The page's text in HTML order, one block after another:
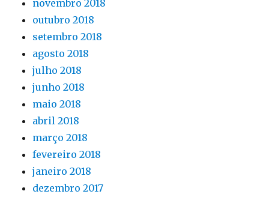
novembro 2018
outubro 2018
setembro 2018
agosto 2018
julho 2018
junho 2018
maio 2018
abril 2018
março 2018
fevereiro 2018
janeiro 2018
dezembro 2017